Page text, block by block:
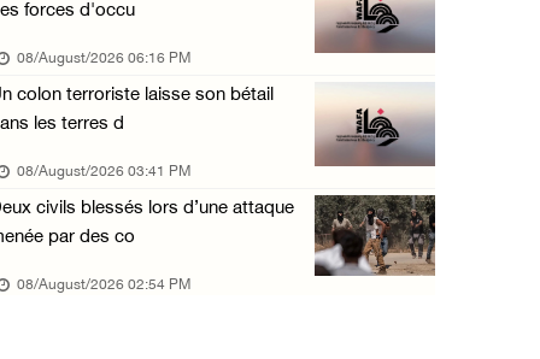
forces d'occu
08/August/2026 06:16 PM
colon terroriste laisse son bétail
les terres d
08/August/2026 03:41 PM
civils blessés lors d’une attaque
par des co
08/August/2026 02:54 PM